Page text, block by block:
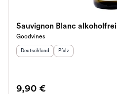
Prickler Art
Sauvignon Blanc alkoholfrei
Goodvines
Herkunftsland
Deutschland Herkunftsregion
Pfalz
9,90 €